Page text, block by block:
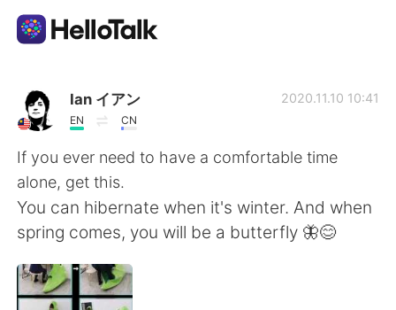
AI Grammar Checker
Español
English
Ian イアン
EN CN
2020.11.10 10:41
If you ever need to have a comfortable time
alone, get this.
You can hibernate when it's winter. And when
spring comes, you will be a butterfly 🦋😊